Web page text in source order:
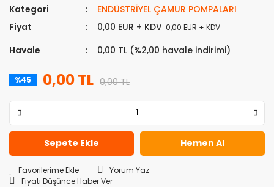
Kategori
ENDÜSTRİYEL ÇAMUR POMPALARI
Fiyat
0,00 EUR + KDV 0,00 EUR + KDV
Havale 0,00 TL (%2,00 havale indirimi)
%45 0,00 TL 0,00 TL
Sepete Ekle Hemen Al
Yorum Yaz
Fiyatı Düşünce Haber Ver